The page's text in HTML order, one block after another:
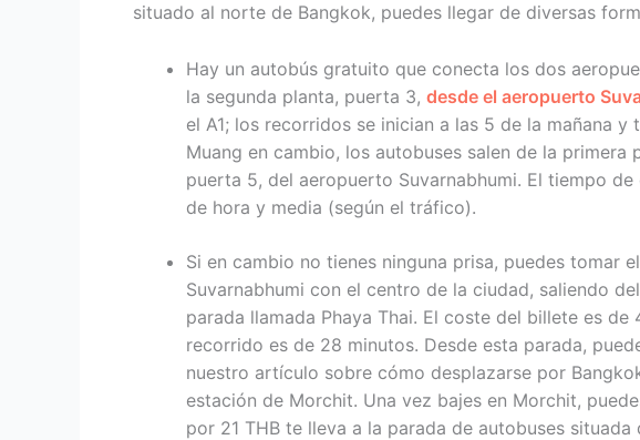
situado al norte de Bangkok, puedes llegar de diversas
Hay un autobús gratuito que conecta los dos
la segunda planta, puerta 3, desde el aeropuerto
el A1; los recorridos se inician a las 5 de la mañana y
Muang en cambio, los autobuses salen de la primera
puerta 5, del aeropuerto Suvarnabhumi. El tiempo
de hora y media (según el tráfico).
Si en cambio no tienes ninguna prisa, puedes tomar
Suvarnabhumi con el centro de la ciudad, saliendo
parada llamada Phaya Thai. El coste del billete es
recorrido es de 28 minutos. Desde esta parada,
nuestro artículo sobre cómo desplazarse por
estación de Morchit. Una vez bajes en Morchit,
por 21 THB te lleva a la parada de autobuses